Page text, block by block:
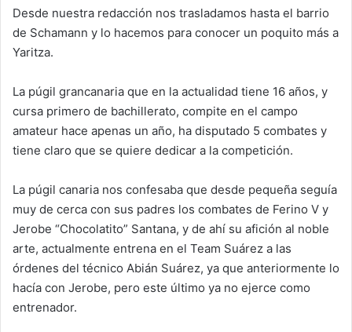
Desde nuestra redacción nos trasladamos hasta el barrio
de Schamann y lo hacemos para conocer un poquito más a
Yaritza.
La púgil grancanaria que en la actualidad tiene 16 años, y
cursa primero de bachillerato, compite en el campo
amateur hace apenas un año, ha disputado 5 combates y
tiene claro que se quiere dedicar a la competición.
La púgil canaria nos confesaba que desde pequeña seguía
muy de cerca con sus padres los combates de Ferino V y
Jerobe “Chocolatito” Santana, y de ahí su afición al noble
arte, actualmente entrena en el Team Suárez a las
órdenes del técnico Abián Suárez, ya que anteriormente lo
hacía con Jerobe, pero este último ya no ejerce como
entrenador.